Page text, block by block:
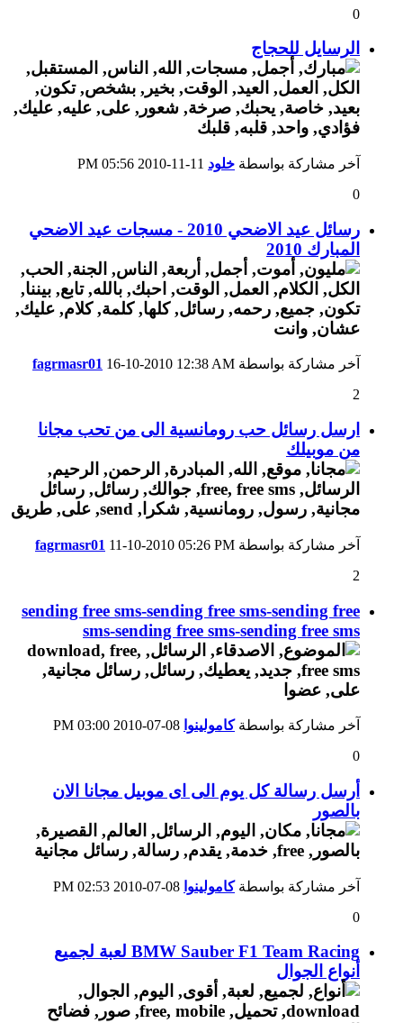
0
الرسايل للحجاج
آخر مشاركة بواسطة خلود
05:56 PM
0
رسائل عيد الاضحي 2010 - مسجات عيد الاضحي
المبارك 2010
آخر مشاركة بواسطة fagrmasr01 16-10-2010 12:38 AM
2
ارسل رسائل حب رومانسية الى من تحب مجانا
من موبيلك
آخر مشاركة بواسطة fagrmasr01 11-10-2010 05:26 PM
2
sending free sms-sending free sms-sending free
sms-sending free sms-sending free sms
آخر مشاركة بواسطةكامولينوا
03:00 PM
0
أرسل رسالة كل يوم الى اى موبيل مجانا الان
بالصور
آخر مشاركة بواسطةكامولينوا
02:53 PM
0
BMW Sauber F1 Team Racing لعبة لجميع
أنواع الجوال